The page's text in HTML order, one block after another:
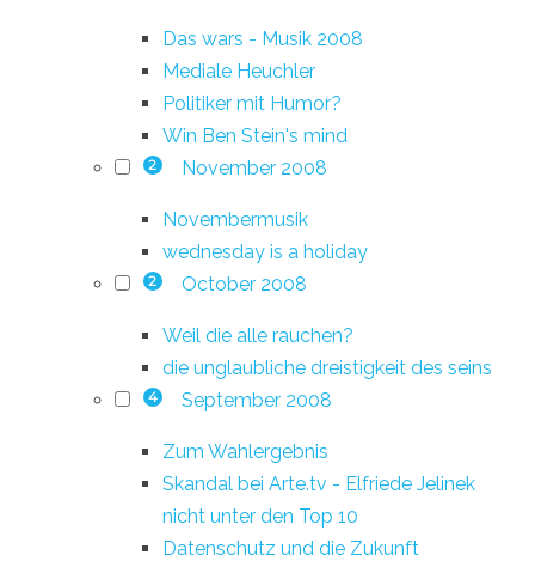
Das wars - Musik 2008
Mediale Heuchler
Politiker mit Humor?
Win Ben Stein's mind
2 November 2008
Novembermusik
wednesday is a holiday
2 October 2008
Weil die alle rauchen?
die unglaubliche dreistigkeit des seins
4 September 2008
Zum Wahlergebnis
Skandal bei Arte.tv - Elfriede Jelinek
nicht unter den Top 10
Datenschutz und die Zukunft